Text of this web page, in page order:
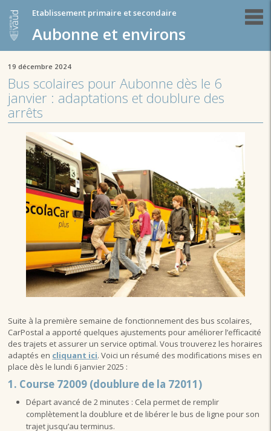
Etablissement primaire et secondaire
Aubonne et environs
19 décembre 2024
Bus scolaires pour Aubonne dès le 6
janvier : adaptations et doublure des
arrêts
Suite à la première semaine de fonctionnement des bus scolaires,
CarPostal a apporté quelques ajustements pour améliorer l’efficacité
des trajets et assurer un service optimal. Vous trouverez les horaires
adaptés en cliquant ici. Voici un résumé des modifications mises en
place dès le lundi 6 janvier 2025 :
1. Course 72009 (doublure de la 72011)
Départ avancé de 2 minutes : Cela permet de remplir
complètement la doublure et de libérer le bus de ligne pour son
trajet jusqu’au terminus.